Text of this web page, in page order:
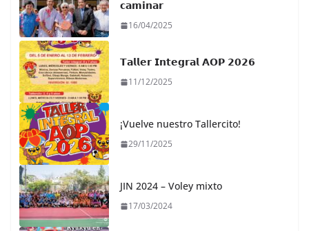
𝗰𝗮𝗺𝗶𝗻𝗮𝗿
16/04/2025
𝗧𝗮𝗹𝗹𝗲𝗿 𝗜𝗻𝘁𝗲𝗴𝗿𝗮𝗹 𝗔𝗢𝗣 𝟮𝟬𝟮𝟲
11/12/2025
¡Vuelve nuestro Tallercito!
29/11/2025
JIN 2024 – Voley mixto
17/03/2024